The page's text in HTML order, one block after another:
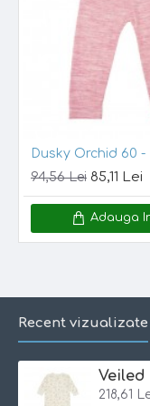
: 95%
Incercam ca
94,56 Lei 85,11 Lei
Adauga
Recent vizualizate
218,61